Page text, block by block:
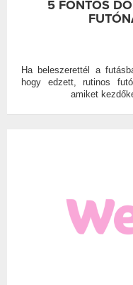
5 FONTOS
Ha beleszerettél a
hogy edzett, rutinos
amiket